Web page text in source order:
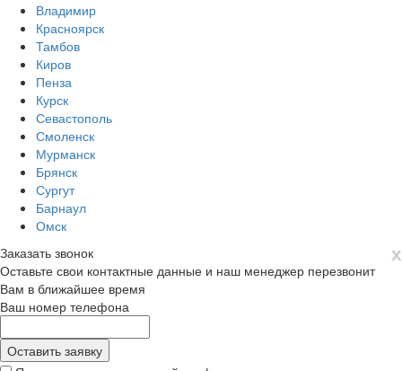
Владимир
Красноярск
Тамбов
Киров
Пенза
Курск
Севастополь
Смоленск
Мурманск
Брянск
Сургут
Барнаул
Омск
х
Заказать звонок
Оставьте свои контактные данные и наш менеджер перезвонит
Вам в ближайшее время
Ваш номер телефона